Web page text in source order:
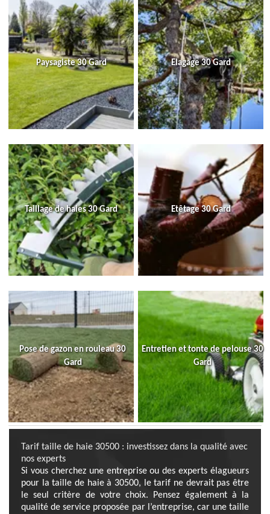
Paysagiste 30 Gard Elagage 30 Gard
Taillage de haies 30 Gard Etêtage 30 Gard
Pose de gazon en rouleau 30
Gard
Entretien et tonte de pelouse 30
Gard
Tarif taille de haie 30500 : investissez dans la qualité avec
nos experts
Si vous cherchez une entreprise ou des experts élagueurs
pour la taille de haie à 30500, le tarif ne devrait pas être
le seul critère de votre choix. Pensez également à la
qualité de service proposée par l’entreprise, car une taille